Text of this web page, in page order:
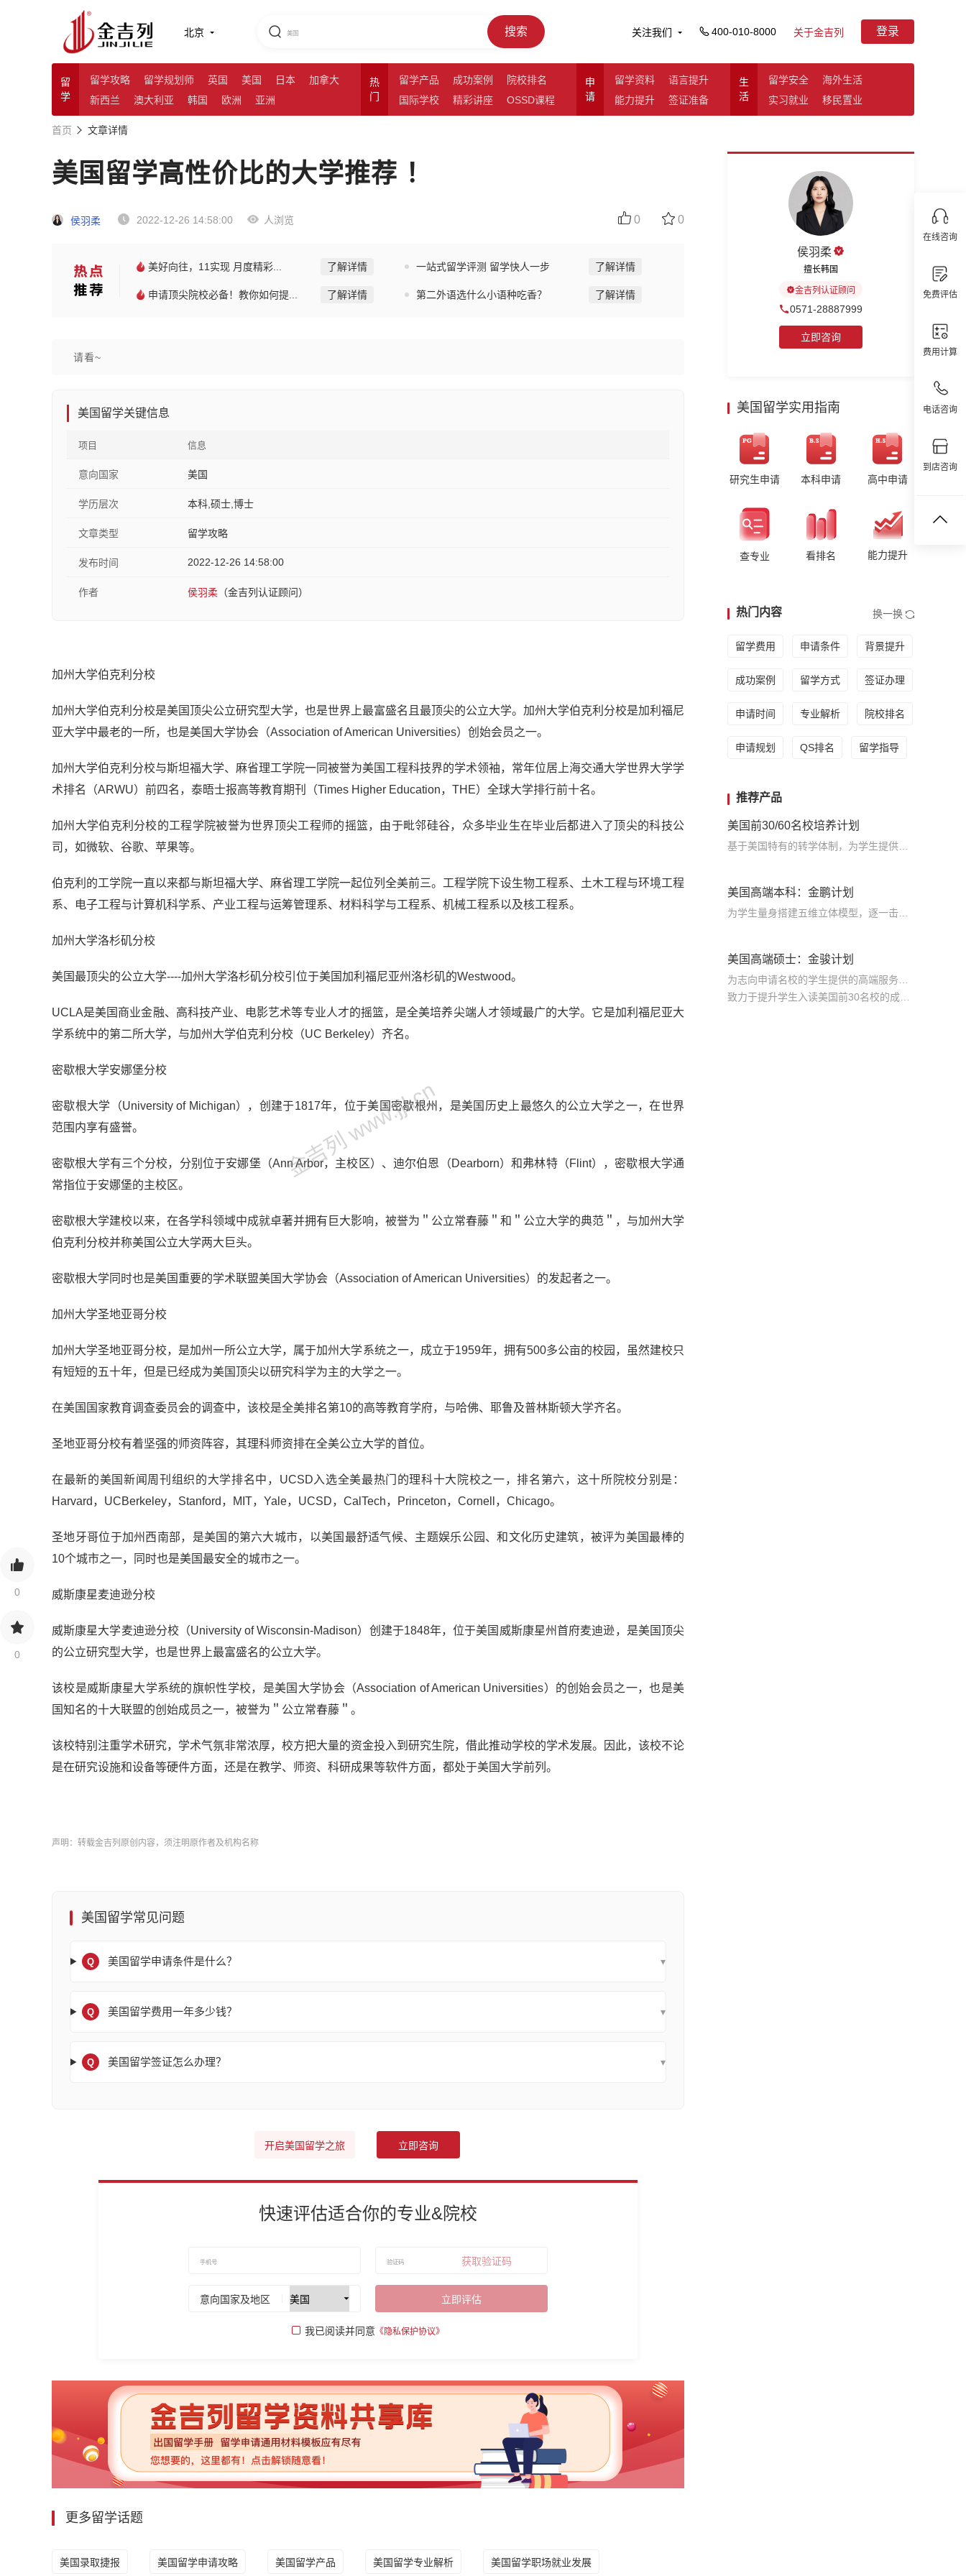
北京 搜索 关注我们 400-010-8000 关于金吉列 登录
留
学
留学攻略 留学规划师 英国 美国 日本
加拿大
新西兰
澳大利亚 韩国 欧洲 亚洲
热
门
留学产品 成功案例
院校排名
国际学校
精彩讲座 OSSD课程
申
请
留学资料
语言提升
能力提升
签证准备
生
活
留学安全
海外生活
实习就业
移民置业
在线咨询
免费评估
费用计算
电话咨询
到店咨询
0
0
首页 文章详情
美国留学高性价比的大学推荐 ！
侯羽柔 2022-12-26 14:58:00 人浏览 0 0
美好向往，11实现 月度精彩... 了解详情 一站式留学评测 留学快人一步 了解详情
申请顶尖院校必备！教你如何提... 了解详情 第二外语选什么小语种吃香？ 了解详情
请看~
美国留学关键信息
项目 信息
意向国家 美国
学历层次 本科,硕士,博士
文章类型 留学攻略
发布时间 2022-12-26 14:58:00
作者 侯羽柔 （金吉列认证顾问）
加州大学伯克利分校
加州大学伯克利分校是美国顶尖公立研究型大学，也是世界上最富盛名且最顶尖的公立大学。加州大学伯克利分校是加利福尼
亚大学中最老的一所，也是美国大学协会（Association of American Universities）创始会员之一。
加州大学伯克利分校与斯坦福大学、麻省理工学院一同被誉为美国工程科技界的学术领袖，常年位居上海交通大学世界大学学
术排名（ARWU）前四名，泰晤士报高等教育期刊（Times Higher Education，THE）全球大学排行前十名。
加州大学伯克利分校的工程学院被誉为世界顶尖工程师的摇篮，由于毗邻硅谷，众多毕业生在毕业后都进入了顶尖的科技公
司，如微软、谷歌、苹果等。
伯克利的工学院一直以来都与斯坦福大学、麻省理工学院一起位列全美前三。工程学院下设生物工程系、土木工程与环境工程
系、电子工程与计算机科学系、产业工程与运筹管理系、材料科学与工程系、机械工程系以及核工程系。
加州大学洛杉矶分校
美国最顶尖的公立大学----加州大学洛杉矶分校引位于美国加利福尼亚州洛杉矶的Westwood。
UCLA是美国商业金融、高科技产业、电影艺术等专业人才的摇篮，是全美培养尖端人才领域最广的大学。它是加利福尼亚大
学系统中的第二所大学，与加州大学伯克利分校（UC Berkeley）齐名。
密歇根大学安娜堡分校
密歇根大学（University of Michigan），创建于1817年，位于美国密歇根州，是美国历史上最悠久的公立大学之一，在世界
范围内享有盛誉。
密歇根大学有三个分校，分别位于安娜堡（Ann Arbor，主校区）、迪尔伯恩（Dearborn）和弗林特（Flint），密歇根大学通
常指位于安娜堡的主校区。
密歇根大学建校以来，在各学科领域中成就卓著并拥有巨大影响，被誉为＂公立常春藤＂和＂公立大学的典范＂，与加州大学
伯克利分校并称美国公立大学两大巨头。
密歇根大学同时也是美国重要的学术联盟美国大学协会（Association of American Universities）的发起者之一。
加州大学圣地亚哥分校
加州大学圣地亚哥分校，是加州一所公立大学，属于加州大学系统之一，成立于1959年，拥有500多公亩的校园，虽然建校只
有短短的五十年，但是已经成为美国顶尖以研究科学为主的大学之一。
在美国国家教育调查委员会的调查中，该校是全美排名第10的高等教育学府，与哈佛、耶鲁及普林斯顿大学齐名。
圣地亚哥分校有着坚强的师资阵容，其理科师资排在全美公立大学的首位。
在最新的美国新闻周刊组织的大学排名中，UCSD入选全美最热门的理科十大院校之一，排名第六，这十所院校分别是：
Harvard，UCBerkeley，Stanford，MIT，Yale，UCSD，CalTech，Princeton，Cornell，Chicago。
圣地牙哥位于加州西南部，是美国的第六大城市，以美国最舒适气候、主题娱乐公园、和文化历史建筑，被评为美国最棒的
10个城市之一，同时也是美国最安全的城市之一。
威斯康星麦迪逊分校
威斯康星大学麦迪逊分校（University of Wisconsin-Madison）创建于1848年，位于美国威斯康星州首府麦迪逊，是美国顶尖
的公立研究型大学，也是世界上最富盛名的公立大学。
该校是威斯康星大学系统的旗帜性学校，是美国大学协会（Association of American Universities）的创始会员之一，也是美
国知名的十大联盟的创始成员之一，被誉为＂公立常春藤＂。
该校特别注重学术研究，学术气氛非常浓厚，校方把大量的资金投入到研究生院，借此推动学校的学术发展。因此，该校不论
是在研究设施和设备等硬件方面，还是在教学、师资、科研成果等软件方面，都处于美国大学前列。
金吉列 www.jjl.cn
声明：转载金吉列原创内容，须注明原作者及机构名称
美国留学常见问题
Q 美国留学申请条件是什么？ ▾
Q 美国留学费用一年多少钱？ ▾
Q 美国留学签证怎么办理？ ▾
开启美国留学之旅 立即咨询
快速评估适合你的专业&院校
获取验证码
意向国家及地区 立即评估
我已阅读并同意 《隐私保护协议》
更多留学话题
美国录取捷报 美国留学申请攻略 美国留学产品 美国留学专业解析 美国留学职场就业发展
侯羽柔
擅长韩国
金吉列认证顾问
0571-28887999
立即咨询
美国留学实用指南
研究生申请 本科申请 高中申请
查专业 看排名 能力提升
热门内容 换一换
留学费用 申请条件 背景提升
成功案例 留学方式 签证办理
申请时间 专业解析 院校排名
申请规划 QS排名 留学指导
推荐产品
美国前30/60名校培养计划
美国高端本科：金鹏计划
美国高端硕士：金骏计划